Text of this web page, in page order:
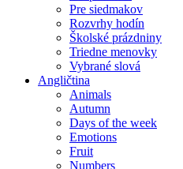
Pre siedmakov
Rozvrhy hodín
Školské prázdniny
Triedne menovky
Vybrané slová
Angličtina
Animals
Autumn
Days of the week
Emotions
Fruit
Numbers